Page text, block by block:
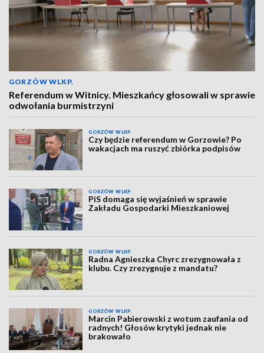
GORZÓW WLKP.
Referendum w Witnicy. Mieszkańcy głosowali w sprawie
odwołania burmistrzyni
GORZÓW WLKP.
Czy będzie referendum w Gorzowie? Po
wakacjach ma ruszyć zbiórka podpisów
GORZÓW WLKP.
PiS domaga się wyjaśnień w sprawie
Zakładu Gospodarki Mieszkaniowej
GORZÓW WLKP.
Radna Agnieszka Chyrc zrezygnowała z
klubu. Czy zrezygnuje z mandatu?
GORZÓW WLKP.
Marcin Pabierowski z wotum zaufania od
radnych! Głosów krytyki jednak nie
brakowało